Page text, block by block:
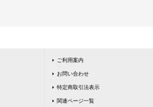
ご利用案内
お問い合わせ
特定商取引法表示
関連ページ一覧